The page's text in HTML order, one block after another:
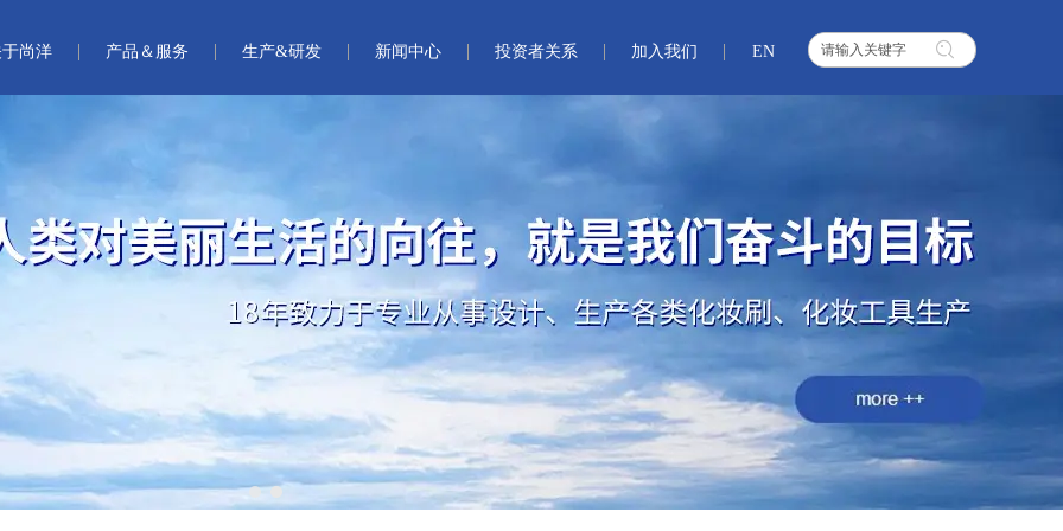
尚洋 产品＆服务 生产&研发 新闻中心 投资者关系 加入我们 EN
1